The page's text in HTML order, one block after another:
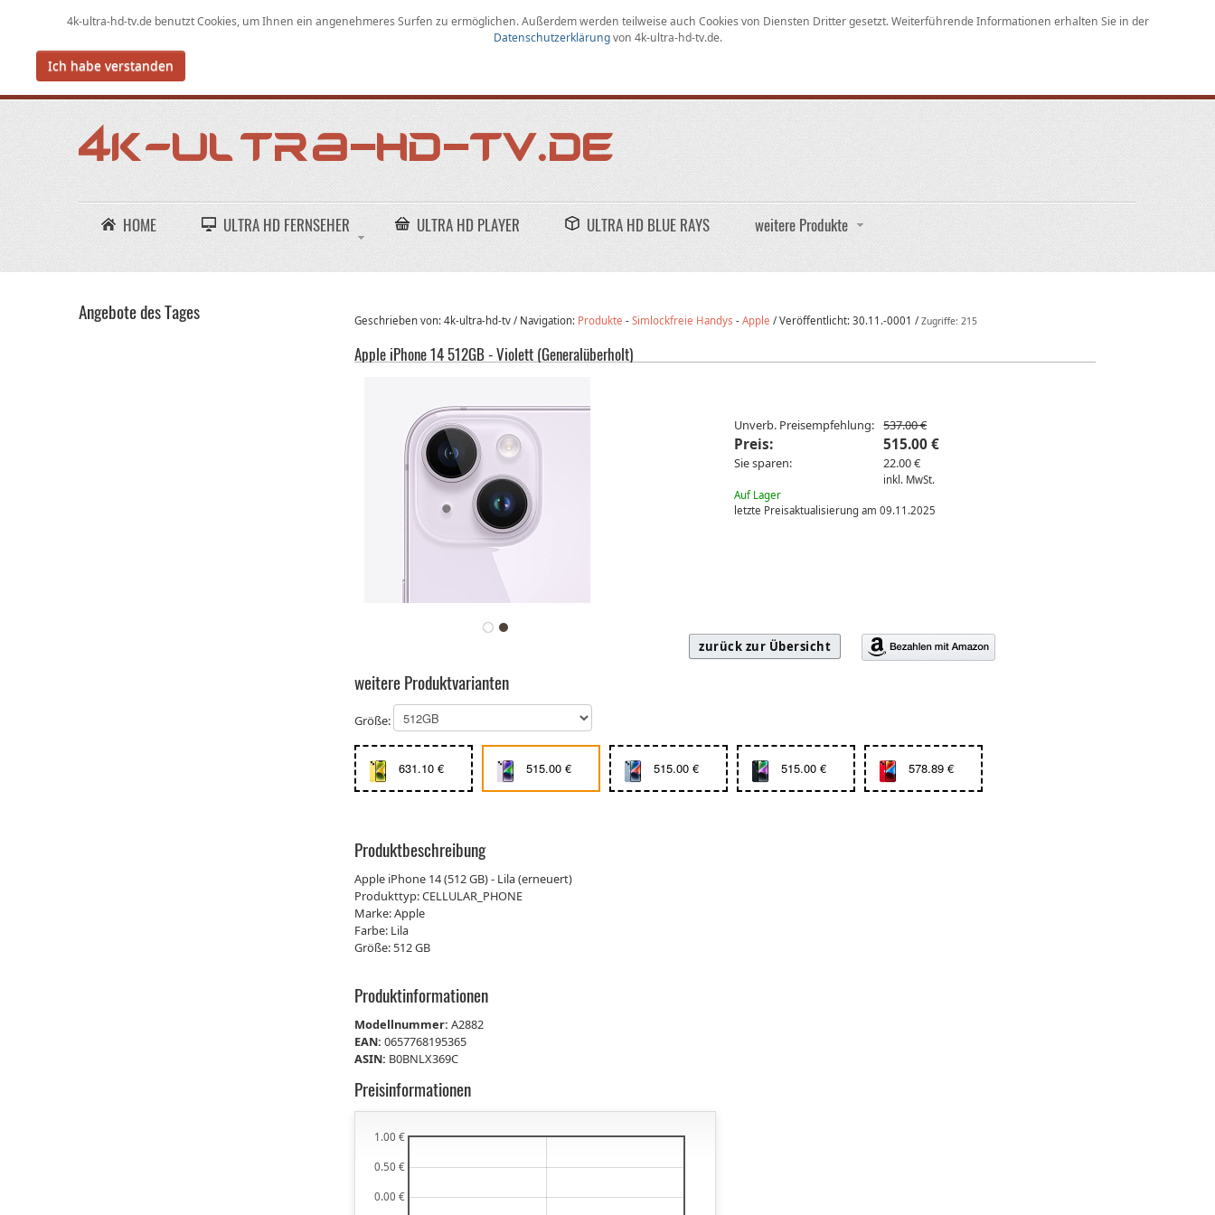
4k-ultra-hd-tv.de benutzt Cookies, umIhnen ein angenehmeres Surfen zu ermöglichen.Außerdem werden teilweise auch Cookies von Diensten Dritter gesetzt. Weiterführende Informationen erhalten Sie in der
Datenschutzerklärungvon 4k-ultra-hd-tv.de.
Ich habe verstanden
HOME ULTRA HD FERNSEHER ULTRA HD PLAYER ULTRA HD BLUE RAYS weitere Produkte
Geschrieben von: 4k-ultra-hd-tv / Navigation: Produkte -Simlockfreie Handys -Apple / Veröffentlicht:30.11.-0001 / Zugriffe: 215
Apple iPhone 14 512GB - Violett (Generalüberholt)
Unverb. Preisempfehlung: 537.00 €
Preis: 515.00 €
Sie sparen: 22.00 €
inkl. MwSt.
Auf Lager
letzte Preisaktualisierung am 09.11.2025
zurück zur Übersicht
weitere Produktvarianten
Größe:
631.10 € 515.00 € 515.00 € 515.00 € 578.89 €
Produktbeschreibung
Apple iPhone 14 (512 GB) - Lila (erneuert)
Produkttyp: CELLULAR_PHONE
Marke: Apple
Farbe: Lila
Größe: 512 GB
Produktinformationen
Modellnummer:A2882
EAN:0657768195365
ASIN: B0BNLX369C
Preisinformationen
0.00 €
0.50 €
1.00 €
Angebote des Tages